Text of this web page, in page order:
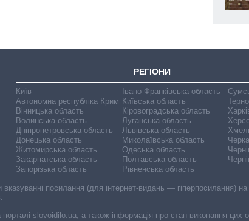
РЕГІОНИ
Київ
Автономна республіка Крим
Вінницька область
Волинська область
Дніпропетровська область
Донецька область
Житомирська область
Закарпатська область
Запорізька область
Івано-Франківська область
Київська область
Кіровоградська область
Луганська область
Львівська область
Миколаївська область
Одеська область
Полтавська область
Рівненська область
посилання (для інтернет-видань — гіперпосилання)
порталі slovoidilo.ua, а також інформація про стан виконання